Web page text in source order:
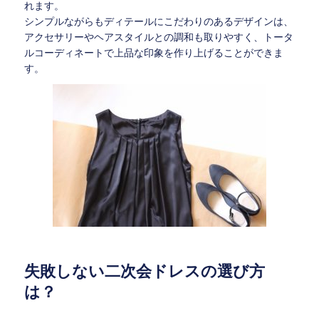
れます。
シンプルながらもディテールにこだわりのあるデザインは、
アクセサリーやヘアスタイルとの調和も取りやすく、トータ
ルコーディネートで上品な印象を作り上げることができま
す。
失敗しない二次会ドレスの選び方
は？